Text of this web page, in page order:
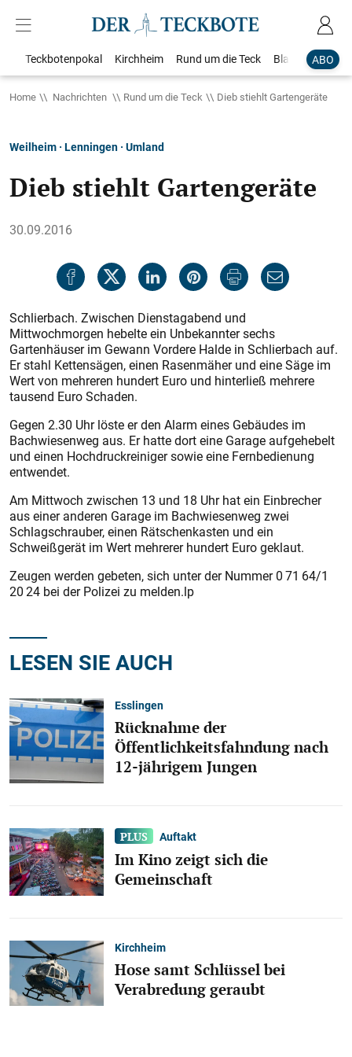
ABO
Teckbotenpokal Kirchheim Rund um die Teck Blaulicht
Home Nachrichten Rund um die Teck Dieb stiehlt Gartengeräte
Weilheim · Lenningen · Umland
Dieb stiehlt Gartengeräte
30.09.2016
Schlierbach. Zwischen Dienstagabend und
Mittwochmorgen hebelte ein Unbekannter sechs
Gartenhäuser im Gewann Vordere Halde in Schlierbach auf.
Er stahl Kettensägen, einen Rasenmäher und eine Säge im
Wert von mehreren hundert Euro und hinterließ mehrere
tausend Euro Schaden.
Gegen 2.30 Uhr löste er den Alarm eines Gebäudes im
Bachwiesenweg aus. Er hatte dort eine Garage aufgehebelt
und einen Hochdruckreiniger sowie eine Fernbedienung
entwendet.
Am Mittwoch zwischen 13 und 18 Uhr hat ein Einbrecher
aus einer anderen Garage im Bachwiesenweg zwei
Schlagschrauber, einen Rätschenkasten und ein
Schweißgerät im Wert mehrerer hundert Euro geklaut.
Zeugen werden gebeten, sich unter der Nummer 0 71 64/1
20 24 bei der Polizei zu melden.lp
LESEN SIE AUCH
Esslingen
Rücknahme der
Öffentlichkeitsfahndung nach
12-jährigem Jungen
Auftakt
Im Kino zeigt sich die
Gemeinschaft
Kirchheim
Hose samt Schlüssel bei
Verabredung geraubt